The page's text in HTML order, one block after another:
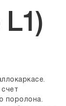
L1)
поролона.